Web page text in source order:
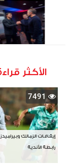
الأكثر
7491
إيقافات الزمالك
رابطة الأندية